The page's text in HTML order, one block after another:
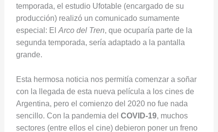
temporada, el estudio Ufotable (encargado de su
producción) realizó un comunicado sumamente
especial: El Arco del Tren, que ocuparía parte de la
segunda temporada, sería adaptado a la pantalla
grande.
Esta hermosa noticia nos permitía comenzar a soñar
con la llegada de esta nueva película a los cines de
Argentina, pero el comienzo del 2020 no fue nada
sencillo. Con la pandemia del COVID-19, muchos
sectores (entre ellos el cine) debieron poner un freno